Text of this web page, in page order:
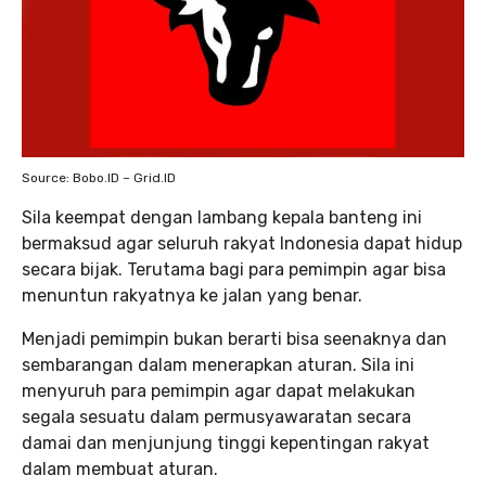
Source: Bobo.ID – Grid.ID
Sila keempat dengan lambang kepala banteng ini
bermaksud agar seluruh rakyat Indonesia dapat hidup
secara bijak. Terutama bagi para pemimpin agar bisa
menuntun rakyatnya ke jalan yang benar.
Menjadi pemimpin bukan berarti bisa seenaknya dan
sembarangan dalam menerapkan aturan. Sila ini
menyuruh para pemimpin agar dapat melakukan
segala sesuatu dalam permusyawaratan secara
damai dan menjunjung tinggi kepentingan rakyat
dalam membuat aturan.